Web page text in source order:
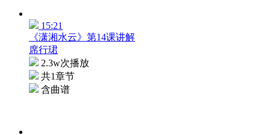
15:21
《潇湘水云》第14课讲解
席行珺
2.3w次播放
共1章节
含曲谱